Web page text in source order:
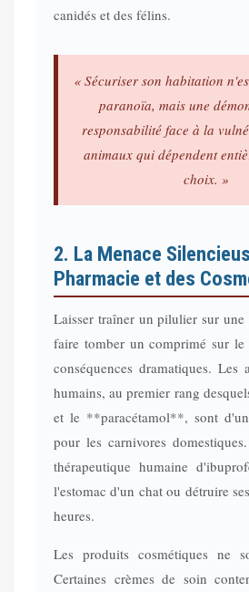
canidés et des félins.
« Sécuriser son habitation
paranoïa, mais une
responsabilité face à la
animaux qui dépendent
choix. »
2. La Menace
Pharmacie et des
Laisser traîner un pilulier sur une
faire tomber un comprimé sur le
conséquences dramatiques. Les
humains, au premier rang
et le **paracétamol**, sont
pour les carnivores
thérapeutique humaine
l'estomac d'un chat ou détruire
heures.
Les produits cosmétiques ne
Certaines crèmes de soin